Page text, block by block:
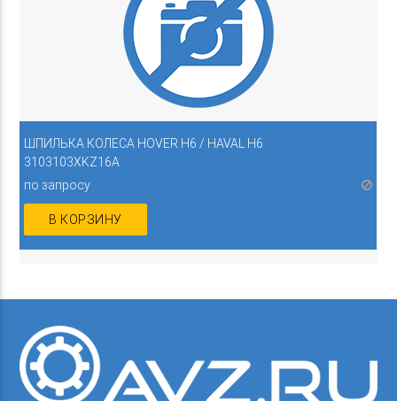
ШПИЛЬКА КОЛЕСА HOVER H6 / HAVAL H6
3103103XKZ16A
по запросу
В КОРЗИНУ